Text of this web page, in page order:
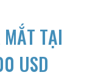
MẮT TẠI
USD